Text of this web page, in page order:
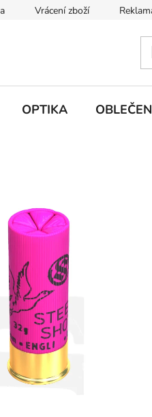
Vrácení zboží
OPTIKA